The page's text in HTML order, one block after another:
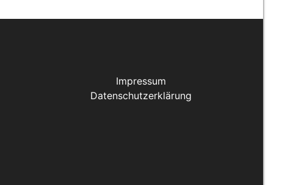
Impressum
Datenschutzerklärung